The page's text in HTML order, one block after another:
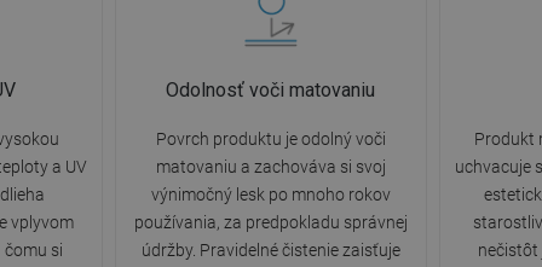
a UV
vplyvom
čomu si
Odolnosť voči matovaniu
Povrch produktu je odolný voči
matovaniu a zachováva si svoj
výnimočný lesk po mnoho rokov
používania, za predpokladu správnej
údržby. Pravidelné čistenie zaisťuje
Produkt
uchvacuje
nečistôt